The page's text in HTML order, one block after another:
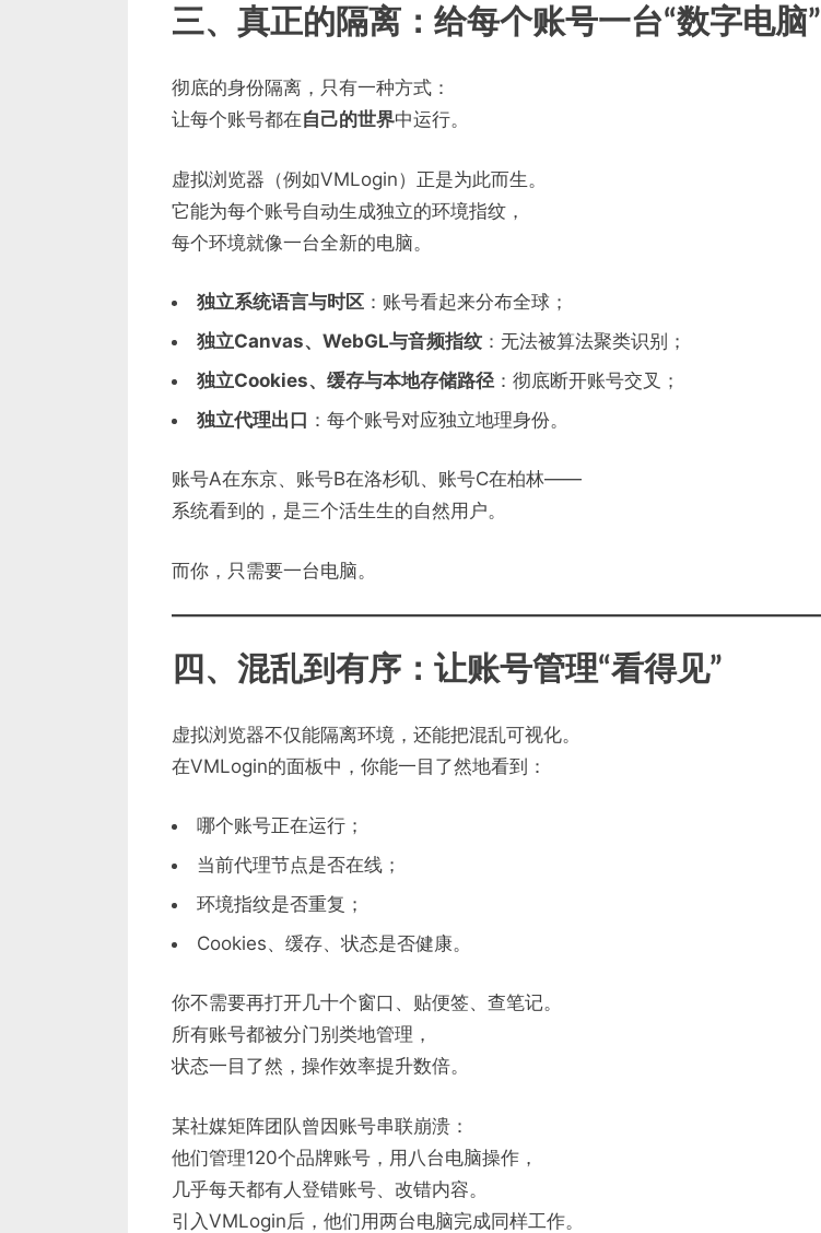
三、真正的隔离：给每个账号一台“数字电脑”
彻底的身份隔离，只有一种方式：
让每个账号都在自己的世界中运行。
虚拟浏览器（例如VMLogin）正是为此而生。
它能为每个账号自动生成独立的环境指纹，
每个环境就像一台全新的电脑。
独立系统语言与时区 ：账号看起来分布全球；
独立Canvas、WebGL与音频指纹 ：无法被算法聚类识别；
独立Cookies、缓存与本地存储路径 ：彻底断开账号交叉；
独立代理出口 ：每个账号对应独立地理身份。
账号A在东京、账号B在洛杉矶、账号C在柏林——
系统看到的，是三个活生生的自然用户。
而你，只需要一台电脑。
四、混乱到有序：让账号管理“看得见”
虚拟浏览器不仅能隔离环境，还能把混乱可视化。
在VMLogin的面板中，你能一目了然地看到：
哪个账号正在运行；
当前代理节点是否在线；
环境指纹是否重复；
Cookies、缓存、状态是否健康。
你不需要再打开几十个窗口、贴便签、查笔记。
所有账号都被分门别类地管理，
状态一目了然，操作效率提升数倍。
某社媒矩阵团队曾因账号串联崩溃：
他们管理120个品牌账号，用八台电脑操作，
几乎每天都有人登错账号、改错内容。
引入VMLogin后，他们用两台电脑完成同样工作。